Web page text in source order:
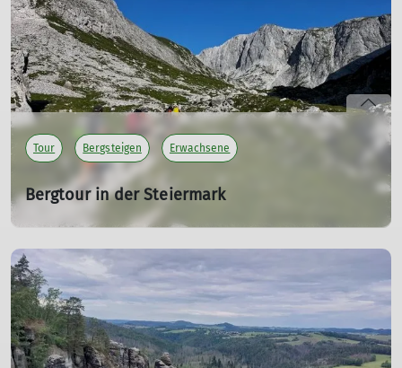
lehrreiches Wochenende für alle Teilnehmer.
mehr erfahren
Tour Bergsteigen Erwachsene
Bergtour in der Steiermark
Bergsteigen im Hochschwabgebirge, Juli 2024
Vier unvergessliche Tage in der Steiermark mit
atemberaubenden Ausblicken und anspruchsvollen
Anstiegen.
mehr erfahren